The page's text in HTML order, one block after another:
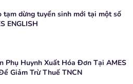
tạm dừng tuyển sinh mới tại một số
ENGLISH
Phụ Huynh Xuất Hóa Đơn Tại AMES
Giảm Trừ Thuế TNCN